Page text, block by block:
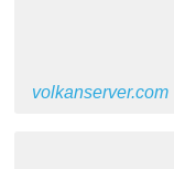
volkanserver.com